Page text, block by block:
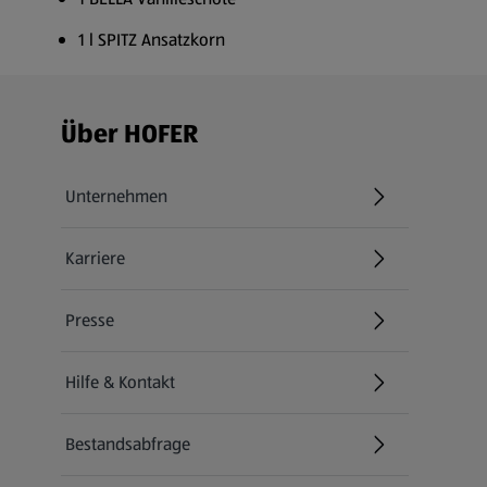
1 l SPITZ Ansatzkorn
Fußzeilenmenü - weitere Links
Über HOFER
Unternehmen
Karriere
(öffnet in einem neuen Tab)
Presse
Hilfe & Kontakt
(öffnet in einem neuen Tab)
Bestandsabfrage
(öffnet in einem neuen Tab)